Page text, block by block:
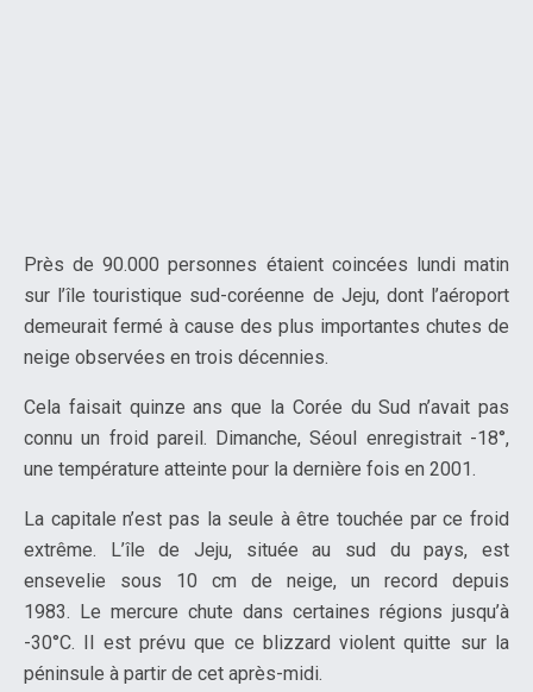
Près de 90.000 personnes étaient coincées lundi matin
sur l’île touristique sud-coréenne de Jeju, dont l’aéroport
demeurait fermé à cause des plus importantes chutes de
neige observées en trois décennies.
Cela faisait quinze ans que la Corée du Sud n’avait pas
connu un froid pareil. Dimanche, Séoul enregistrait -18°,
une température atteinte pour la dernière fois en 2001.
La capitale n’est pas la seule à être touchée par ce froid
extrême. L’île de Jeju, située au sud du pays, est
ensevelie sous 10 cm de neige, un record depuis
1983. Le mercure chute dans certaines régions jusqu’à
-30°C. Il est prévu que ce blizzard violent quitte sur la
péninsule à partir de cet après-midi.